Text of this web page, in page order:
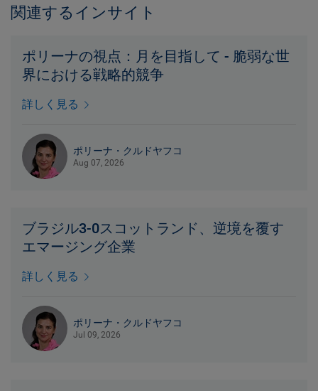
関連するインサイト
ポリーナの視点：月を目指して - 脆弱な世
界における戦略的競争
詳しく見る
ポリーナ・クルドヤフコ
Aug 07, 2026
ブラジル3-0スコットランド、逆境を覆す
エマージング企業
詳しく見る
ポリーナ・クルドヤフコ
Jul 09, 2026